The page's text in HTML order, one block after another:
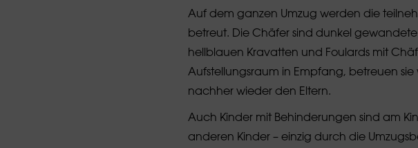
Auf dem ganzen Umzug werden die
betreut. Die Chäfer sind dunkel
hellblauen Kravatten und Foulards mit
Aufstellungsraum in Empfang, betreuen
nachher wieder den Eltern.
Auch Kinder mit Behinderungen sind am
anderen Kinder – einzig durch die